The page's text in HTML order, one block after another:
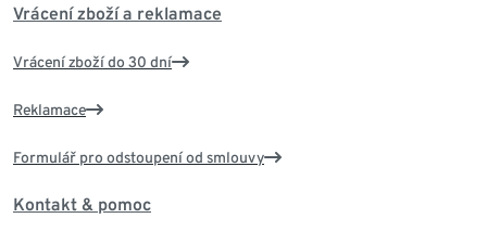
Vrácení zboží a reklamace
Vrácení zboží do 30 dní
Reklamace
Formulář pro odstoupení od smlouvy
Kontakt & pomoc